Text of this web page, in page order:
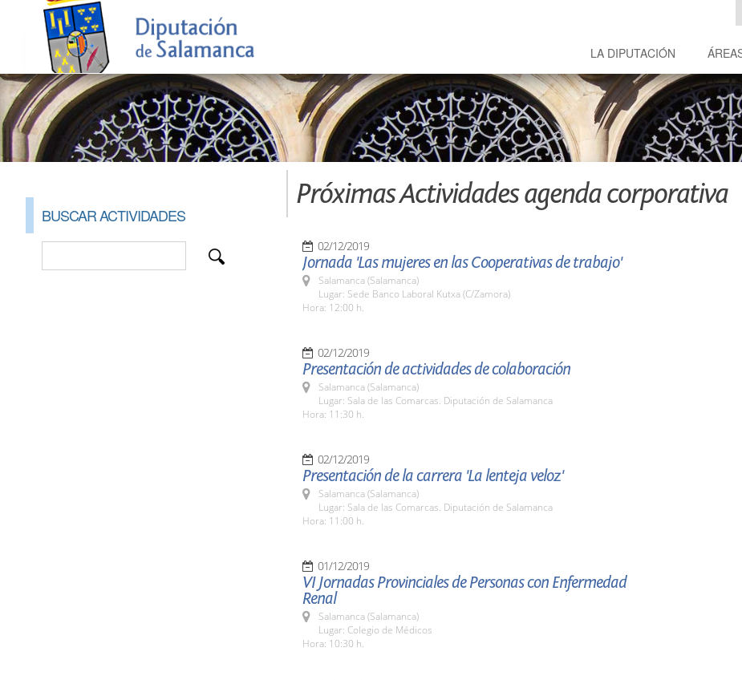
LA DIPUTACIÓN
BUSCAR ACTIVIDADES
Próximas Actividades agenda corporativa
02/12/2019
Jornada 'Las mujeres en las Cooperativas de trabajo'
Salamanca (Salamanca)
Lugar: Sede Banco Laboral Kutxa (C/Zamora)
Hora: 12:00 h.
02/12/2019
Presentación de actividades de colaboración
Salamanca (Salamanca)
Lugar: Sala de las Comarcas. Diputación de Salamanca
Hora: 11:30 h.
02/12/2019
Presentación de la carrera 'La lenteja veloz'
Salamanca (Salamanca)
Lugar: Sala de las Comarcas. Diputación de Salamanca
Hora: 11:00 h.
01/12/2019
VI Jornadas Provinciales de Personas con Enfermedad
Renal
Salamanca (Salamanca)
Lugar: Colegio de Médicos
Hora: 10:30 h.